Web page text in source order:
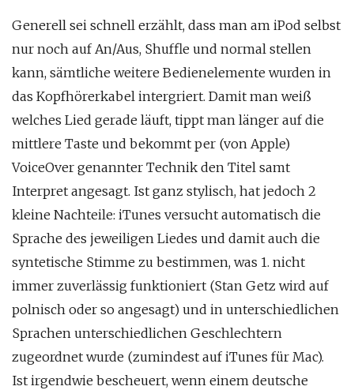
Generell sei schnell erzählt, dass man am iPod selbst
nur noch auf An/Aus, Shuffle und normal stellen
kann, sämtliche weitere Bedienelemente wurden in
das Kopfhörerkabel intergriert. Damit man weiß
welches Lied gerade läuft, tippt man länger auf die
mittlere Taste und bekommt per (von Apple)
VoiceOver genannter Technik den Titel samt
Interpret angesagt. Ist ganz stylisch, hat jedoch 2
kleine Nachteile: iTunes versucht automatisch die
Sprache des jeweiligen Liedes und damit auch die
syntetische Stimme zu bestimmen, was 1. nicht
immer zuverlässig funktioniert (Stan Getz wird auf
polnisch oder so angesagt) und in unterschiedlichen
Sprachen unterschiedlichen Geschlechtern
zugeordnet wurde (zumindest auf iTunes für Mac).
Ist irgendwie bescheuert, wenn einem deutsche